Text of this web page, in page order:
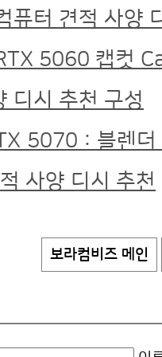
퓨터 견적 사양
5060 캡컷
디시 추천 구성
5070 : 블렌더
사양 디시 추천
보라컴비즈 메인